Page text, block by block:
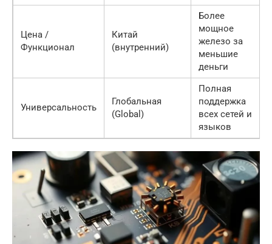
Цена /
Функционал
Китай
(внутренний)
Более
мощное
железо за
меньшие
деньги
Универсальность
Глобальная
(Global)
Полная
поддержка
всех сетей и
языков